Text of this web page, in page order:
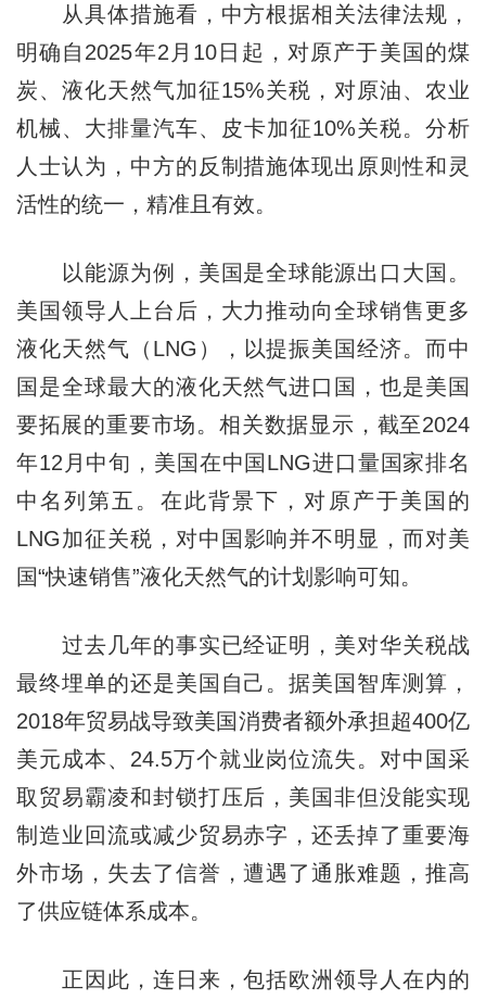
从具体措施看，中方根据相关法律法规，
明确自2025年2月10日起，对原产于美国的煤
炭、液化天然气加征15%关税，对原油、农业
机械、大排量汽车、皮卡加征10%关税。分析
人士认为，中方的反制措施体现出原则性和灵
活性的统一，精准且有效。
以能源为例，美国是全球能源出口大国。
美国领导人上台后，大力推动向全球销售更多
液化天然气（LNG），以提振美国经济。而中
国是全球最大的液化天然气进口国，也是美国
要拓展的重要市场。相关数据显示，截至2024
年12月中旬，美国在中国LNG进口量国家排名
中名列第五。在此背景下，对原产于美国的
LNG加征关税，对中国影响并不明显，而对美
国“快速销售”液化天然气的计划影响可知。
过去几年的事实已经证明，美对华关税战
最终埋单的还是美国自己。据美国智库测算，
2018年贸易战导致美国消费者额外承担超400亿
美元成本、24.5万个就业岗位流失。对中国采
取贸易霸凌和封锁打压后，美国非但没能实现
制造业回流或减少贸易赤字，还丢掉了重要海
外市场，失去了信誉，遭遇了通胀难题，推高
了供应链体系成本。
正因此，连日来，包括欧洲领导人在内的